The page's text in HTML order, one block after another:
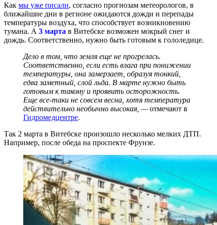
Как мы уже писали, согласно прогнозам метеорологов, в
ближайшие дни в регионе ожидаются дожди и перепады
температуры воздуха, что способствует возникновению
тумана. А 3 марта в Витебске возможен мокрый снег и
дождь. Соответственно, нужно быть готовым к гололедице.
Дело в том, что земля еще не прогрелась.
Соответственно, если есть влага при понижении
температуры, она замерзает, образуя тонкий,
едва заметный, слой льда. В марте нужно быть
готовым к такому и проявить осторожность.
Еще все-таки не совсем весна, хотя температура
действительно необычно высокая, —отмечают в
Гидромедцентре.
Так 2 марта в Витебске произошло несколько мелких ДТП.
Например, после обеда на проспекте Фрунзе.